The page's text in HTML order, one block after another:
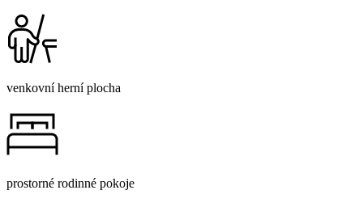
venkovní herní plocha
prostorné rodinné pokoje